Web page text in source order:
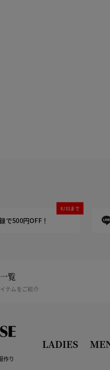
で500円OFF！
8/31まで
覧
テムをご紹介
作り
LADIES